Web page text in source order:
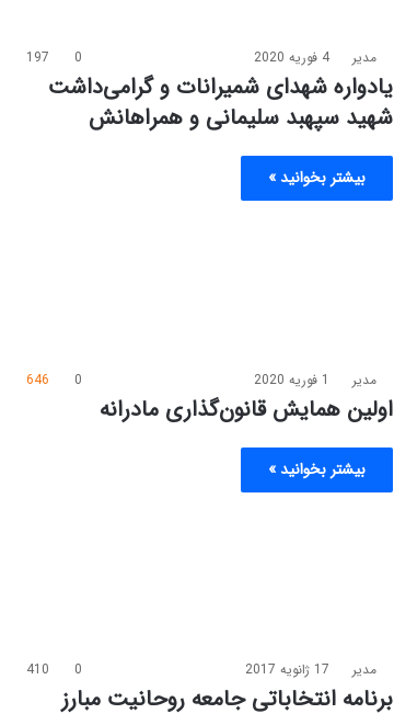
مدیر 4 فوریه 2020 0
197
یادواره شهدای شمیرانات و گرامی‌داشت
شهید سپهبد سلیمانی و همراهانش
بیشتر بخوانید »
مدیر 1 فوریه 2020 0
646
اولین همایش قانون‌گذاری مادرانه
بیشتر بخوانید »
مدیر 17 ژانویه 2017 0
410
برنامه انتخاباتی جامعه روحانیت مبارز